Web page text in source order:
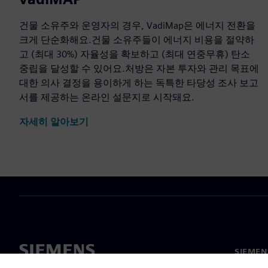
건물 소유주와 운영자의 경우, VadiMap은 에너지 전환을
크게 단순화해요.건물 소유주들이 에너지 비용을 절약하
고 (최대 30%) 자율성을 확보하고 (최대 연중무휴) 탄소
중립을 달성할 수 있어요.처방은 자본 투자와 관리 목표에
대한 의사 결정을 용이하게 하는 독특한 타당성 조사 보고
서를 제공하는 온라인 설문지로 시작돼요.
자세히 알아보기